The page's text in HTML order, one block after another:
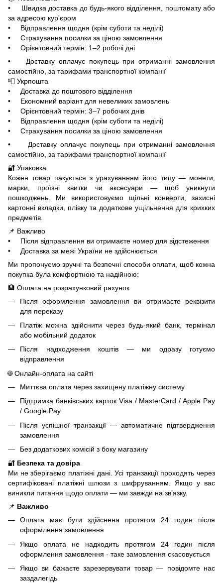
• Швидка доставка до будь-якого відділення, поштомату або
за адресою кур'єром
• Відправлення щодня (крім суботи та неділі)
• Страхування посилки за ціною замовлення
• Орієнтовний термін: 1–2 робочі дні
• Доставку оплачує покупець при отриманні замовлення
самостійно, за тарифами транспортної компанії
📮 Укрпошта
• Доставка до поштового відділення
• Економний варіант для невеликих замовлень
• Орієнтовний термін: 3–7 робочих днів
• Відправлення щодня (крім суботи та неділі)
• Страхування посилки за ціною замовлення
• Доставку оплачує покупець при отриманні замовлення
самостійно, за тарифами транспортної компанії
🔐 Упаковка
Кожен товар пакується з урахуванням його типу — монети,
марки, проїзні квитки чи аксесуари — щоб уникнути
пошкоджень. Ми використовуємо щільні конверти, захисні
картонні вкладки, плівку та додаткове ущільнення для крихких
предметів.
📌 Важливо
• Після відправлення ви отримаєте номер для відстеження
• Доставка за межі України не здійснюється
Ми пропонуємо зручні та безпечні способи оплати, щоб кожна
покупка була комфортною та надійною:
🏦 Оплата на розрахунковий рахунок
Після оформлення замовлення ви отримаєте реквізити
для переказу
Платіж можна здійснити через будь-який банк, термінал
або мобільний додаток
Після надходження коштів — ми одразу готуємо
відправлення
🌐 Онлайн-оплата на сайті
Миттєва оплата через захищену платіжну систему
Підтримка банківських карток Visa / MasterCard / Apple Pay
/ Google Pay
Після успішної транзакції — автоматичне підтвердження
замовлення
Без додаткових комісій з боку магазину
🔐 Безпека та довіра
Ми не зберігаємо платіжні дані. Усі транзакції проходять через
сертифіковані платіжні шлюзи з шифруванням. Якщо у вас
виникли питання щодо оплати — ми завжди на зв’язку.
📌 Важливо
Оплата має бути здійснена протягом 24 годин після
оформлення замовлення
Якщо оплата не надходить протягом 24 годин після
оформлення замовлення - таке замовлення скасовується
Якщо ви бажаєте зарезервувати товар — повідомте нас
заздалегідь